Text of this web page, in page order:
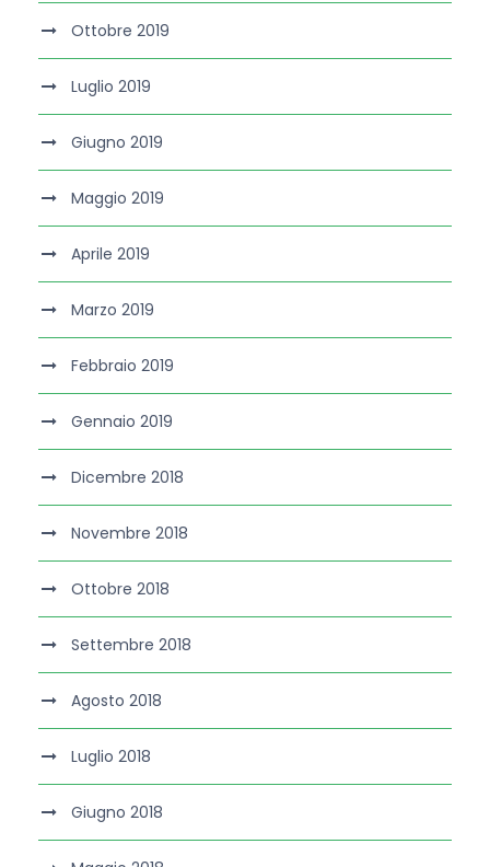
Ottobre 2019
Luglio 2019
Giugno 2019
Maggio 2019
Aprile 2019
Marzo 2019
Febbraio 2019
Gennaio 2019
Dicembre 2018
Novembre 2018
Ottobre 2018
Settembre 2018
Agosto 2018
Luglio 2018
Giugno 2018